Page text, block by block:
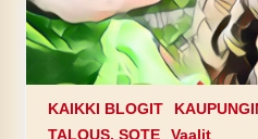
KAIKKI BLOGIT
TALOUS, SOTE
Vaalit